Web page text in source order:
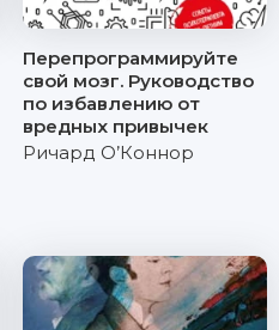
Перепрограммируйте
свой мозг. Руководство
по избавлению от
вредных привычек
Ричард О’Коннор